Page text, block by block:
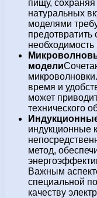
пищу,
натуральных
моделями
предотвратить
необходимость
модели
время и
может
технического
индукционные
метод,
Важным
специальной
качеству